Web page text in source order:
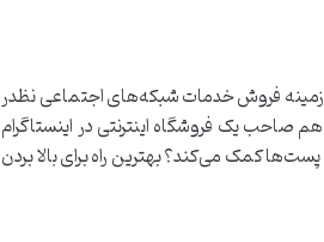
زمینه فروش خدمات شبکه‌های اجتماعی نظدر
صاحب یک فروشگاه اینترنتی در اینستاگرام
کمک می‌کند؟ بهترین راه برای بالا بردن